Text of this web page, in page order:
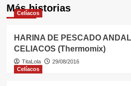
Más historias
Celíacos
HARINA DE PESCADO
CELIACOS (Thermomix)
TitaLola
29/08/2016
Celíacos